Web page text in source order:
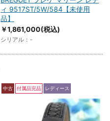
ィ 9517ST/5W/584【未使用
品】
￥1,861,000(税込)
シリアル：-
中古 付属品完品 レディース